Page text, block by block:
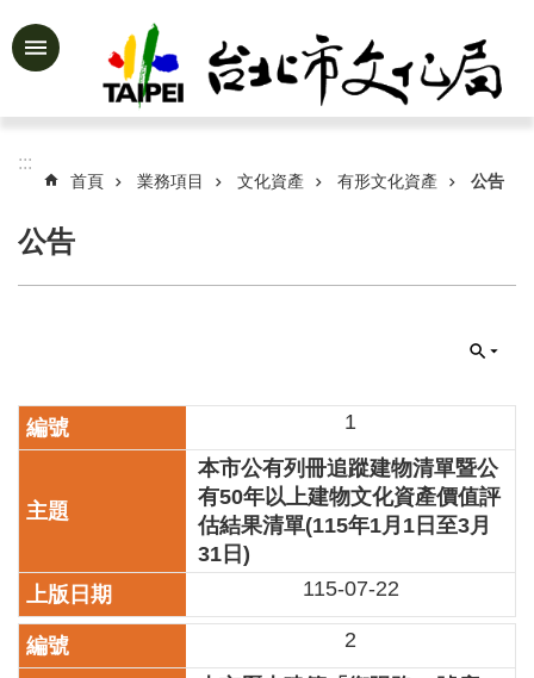
跳到主要內容區塊
進
告
識
文
項
目
臺
:::
首頁 業務項目 文化資產 有形文化資產 公告
公告
1
本市公有列冊追蹤建物清單暨公
有50年以上建物文化資產價值評
估結果清單(115年1月1日至3月
31日)
115-07-22
2